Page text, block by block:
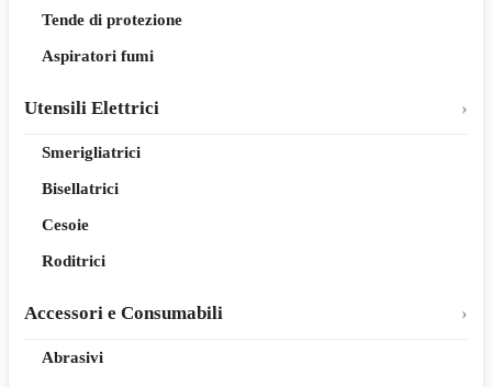
Tende di protezione
Aspiratori fumi
Utensili Elettrici
Smerigliatrici
Bisellatrici
Cesoie
Roditrici
Accessori e Consumabili
Abrasivi